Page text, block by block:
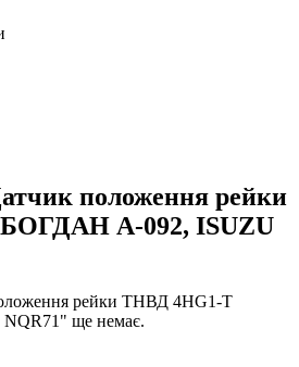
положення рейки
А-092, ISUZU
рейки ТНВД 4HG1-T
ще немає.